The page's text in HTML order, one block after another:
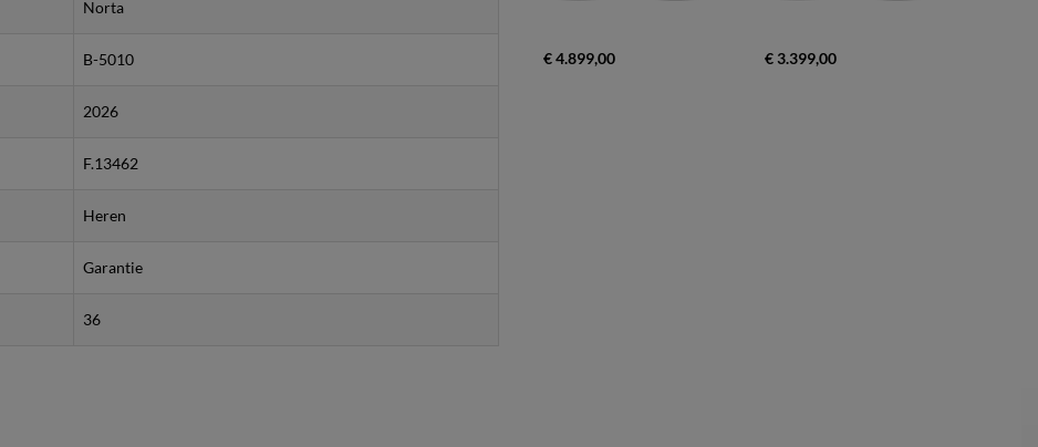
Norta
B-5010
2026
F.13462
Heren
Garantie
36
€ 4.899,00 € 3.399,00